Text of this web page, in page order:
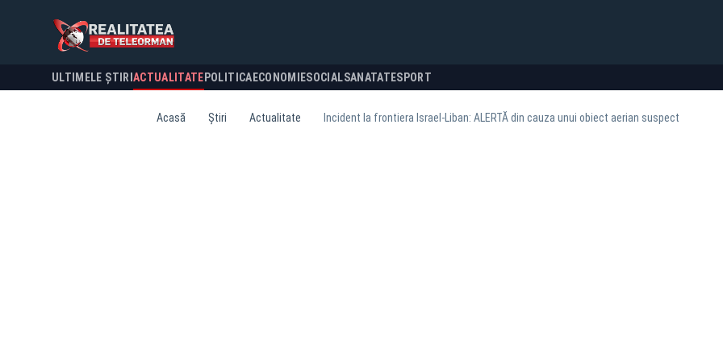
ULTIMELE ȘTIRI ACTUALITATE POLITICA ECONOMIESOCIALSANATATESPORT
Acasă Știri Actualitate Incident la frontiera Israel-Liban: ALERTĂ din cauza unui obiect aerian suspect